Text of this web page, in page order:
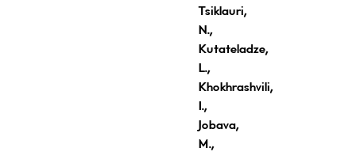
Tsiklauri,
N.,
Kutateladze,
L.,
Khokhrashvili,
I.,
Jobava,
M.,